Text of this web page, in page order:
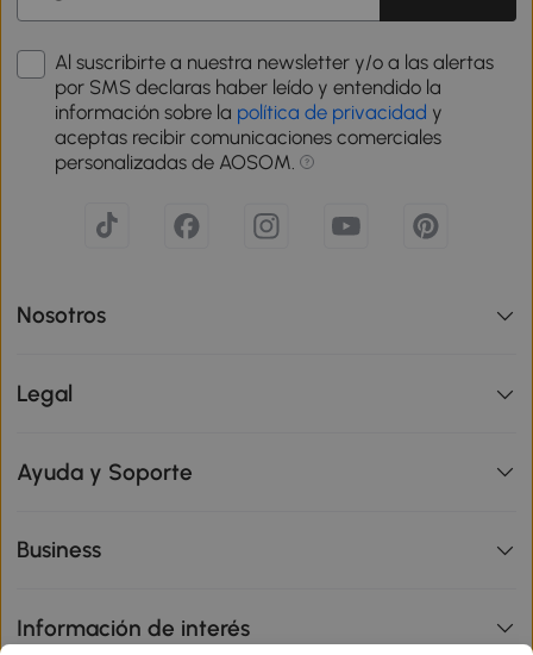
Al suscribirte a nuestra newsletter y/o a las alertas
por SMS declaras haber leído y entendido la
información sobre la política de privacidad y
aceptas recibir comunicaciones comerciales
personalizadas de AOSOM.
Nosotros
Legal
Ayuda y Soporte
Business
Información de interés